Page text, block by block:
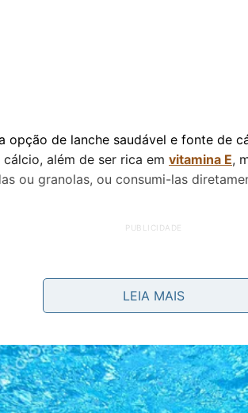
opção de lanche saudável e fonte de
além de ser rica em vitamina E,
ou granolas, ou consumi-las
LEIA MAIS